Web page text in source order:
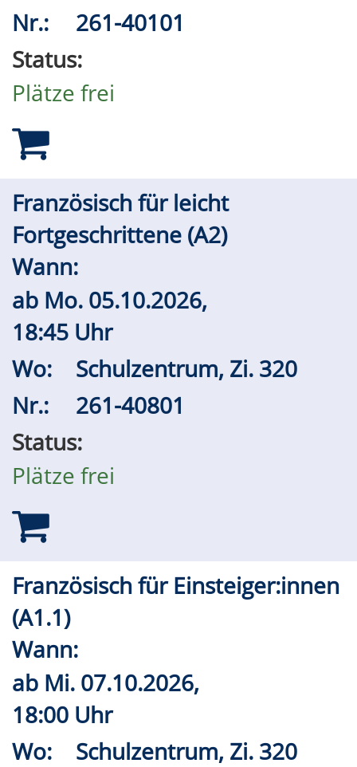
Nr.:
261-40101
Status:
Plätze frei
Französisch für leicht
Fortgeschrittene (A2)
Wann:
ab Mo. 05.10.2026,
18:45 Uhr
Wo:
Schulzentrum, Zi. 320
Nr.:
261-40801
Status:
Plätze frei
Französisch für Einsteiger:innen
(A1.1)
Wann:
ab Mi. 07.10.2026,
18:00 Uhr
Wo:
Schulzentrum, Zi. 320